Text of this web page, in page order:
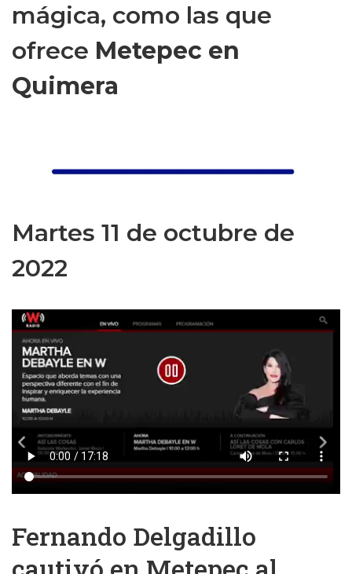
mágica, como las que
ofrece Metepec en
Quimera
Martes 11 de octubre de
2022
Fernando Delgadillo